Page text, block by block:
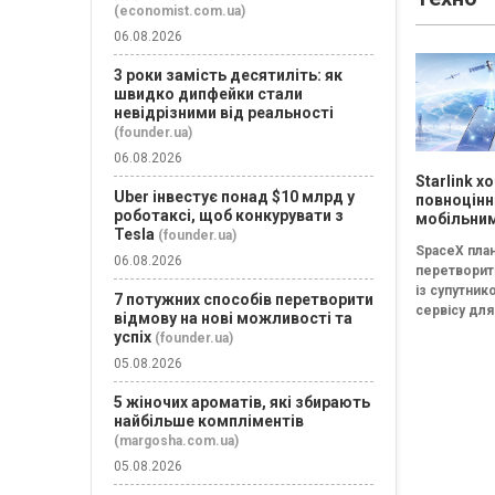
Starlink
SpaceX
Verizon,
Mobile
SpaceX
із
сервісу
(economist.com.ua)
06.08.2026
3 роки замість десятиліть: як
швидко дипфейки стали
невідрізними від реальності
(founder.ua)
06.08.2026
Uber інвестує понад $10 млрд у
роботаксі, щоб конкурувати з
Tesla (founder.ua)
06.08.2026
7 потужних способів перетворити
відмову на нові можливості та
успіх (founder.ua)
05.08.2026
5 жіночих ароматів, які збирають
найбільше компліментів
(margosha.com.ua)
05.08.2026